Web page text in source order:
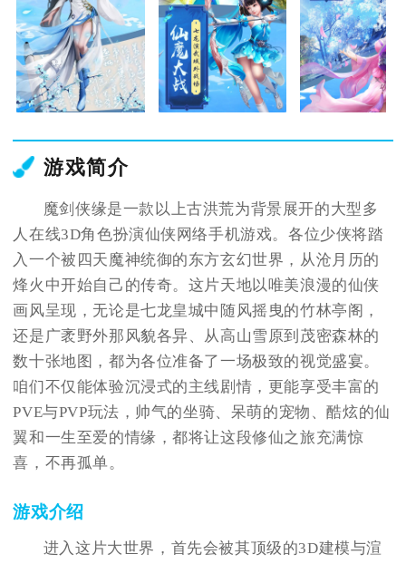
游戏简介
魔剑侠缘是一款以上古洪荒为背景展开的大型多
人在线3D角色扮演仙侠网络手机游戏。各位少侠将踏
入一个被四天魔神统御的东方玄幻世界，从沧月历的
烽火中开始自己的传奇。这片天地以唯美浪漫的仙侠
画风呈现，无论是七龙皇城中随风摇曳的竹林亭阁，
还是广袤野外那风貌各异、从高山雪原到茂密森林的
数十张地图，都为各位准备了一场极致的视觉盛宴。
咱们不仅能体验沉浸式的主线剧情，更能享受丰富的
PVE与PVP玩法，帅气的坐骑、呆萌的宠物、酷炫的仙
翼和一生至爱的情缘，都将让这段修仙之旅充满惊
喜，不再孤单。
游戏介绍
进入这片大世界，首先会被其顶级的3D建模与渲